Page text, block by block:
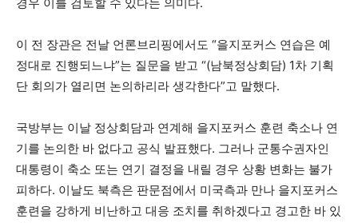
이 전 장관은 전날 언론브리핑에서도 “을지포커스 연습은 예
정대로 진행되느냐”는 질문을 받고 “(남북정상회담) 1차 기획
단 회의가 열리면 논의하리라 생각한다”고 말했다.
국방부는 이날 정상회담과 연계해 을지포커스 훈련 축소나 연
기를 논의한 바 없다고 공식 발표했다. 그러나 군통수권자인
대통령이 축소 또는 연기 결정을 내릴 경우 상황 변화는 불가
피하다. 이날도 북측은 판문점에서 미국측과 만나 을지포커스
훈련을 강하게 비난하고 대응 조치를 취하겠다고 경고한 바 있